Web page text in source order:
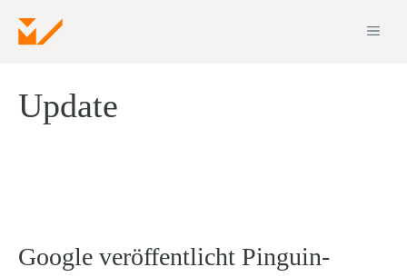
Inhalt
Update
Google veröffentlicht Pinguin-